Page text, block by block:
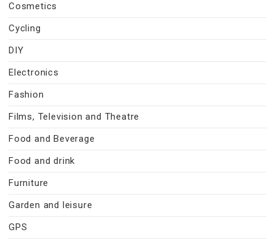
Cosmetics
Cycling
DIY
Electronics
Fashion
Films, Television and Theatre
Food and Beverage
Food and drink
Furniture
Garden and leisure
GPS